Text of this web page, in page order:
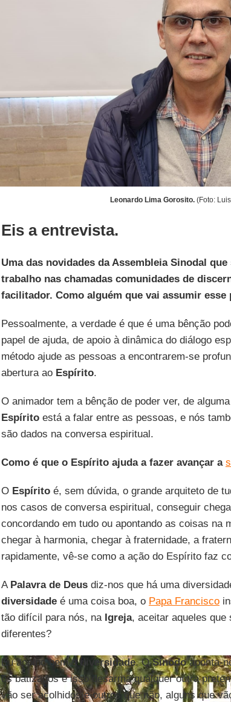
Leonardo Lima Gorosito. (Foto:
Eis a entrevista.
Uma das novidades da Assembleia Sinodal
trabalho nas chamadas comunidades de
facilitador. Como alguém que vai assumir
Pessoalmente, a verdade é que é uma bênção
papel de ajuda, de apoio à dinâmica do diálogo
método ajude as pessoas a encontrarem-se
abertura ao Espírito.
O animador tem a bênção de poder ver, de
Espíritoestá a falar entre as pessoas, e nós
são dados na conversa espiritual.
Como é que o Espírito ajuda a fazer avançar a
O Espíritoé, sem dúvida, o grande arquiteto de
nos casos de conversa espiritual, conseguir
concordando em tudo ou apontando as coisas na
chegar à harmonia, chegar à fraternidade, a
rapidamente, vê-se como a ação do Espírito faz
A Palavra de Deusdiz-nos que há uma
diversidadeé uma coisa boa, o Papa Francisco
tão difícil para nós, na Igreja, aceitar aqueles que
diferentes?
Eu acolho bem adiversidade. OSínodoaponta-
os batizados e isso desarma qualquer outra
vão ser acolhidos e outros que não, alguns que